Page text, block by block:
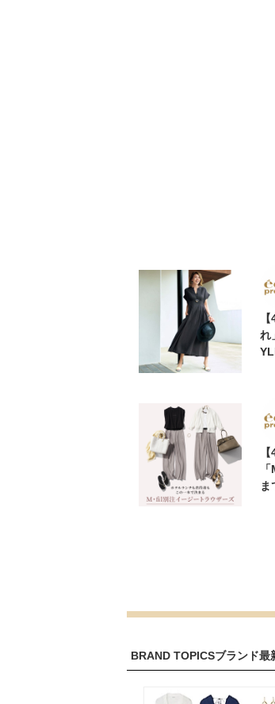
れ
ま
BRAND TOPICSブランド最